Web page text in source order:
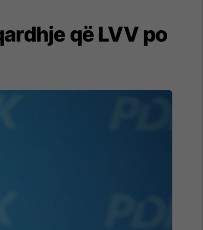
që LVV po